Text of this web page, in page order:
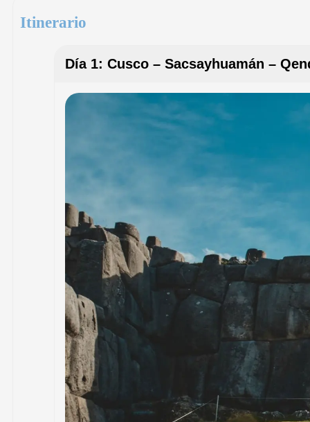
Itinerario
Día 1: Cusco – Sacsayhuamán –